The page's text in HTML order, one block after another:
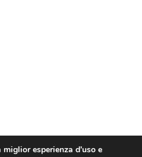
esperienza d'uso e